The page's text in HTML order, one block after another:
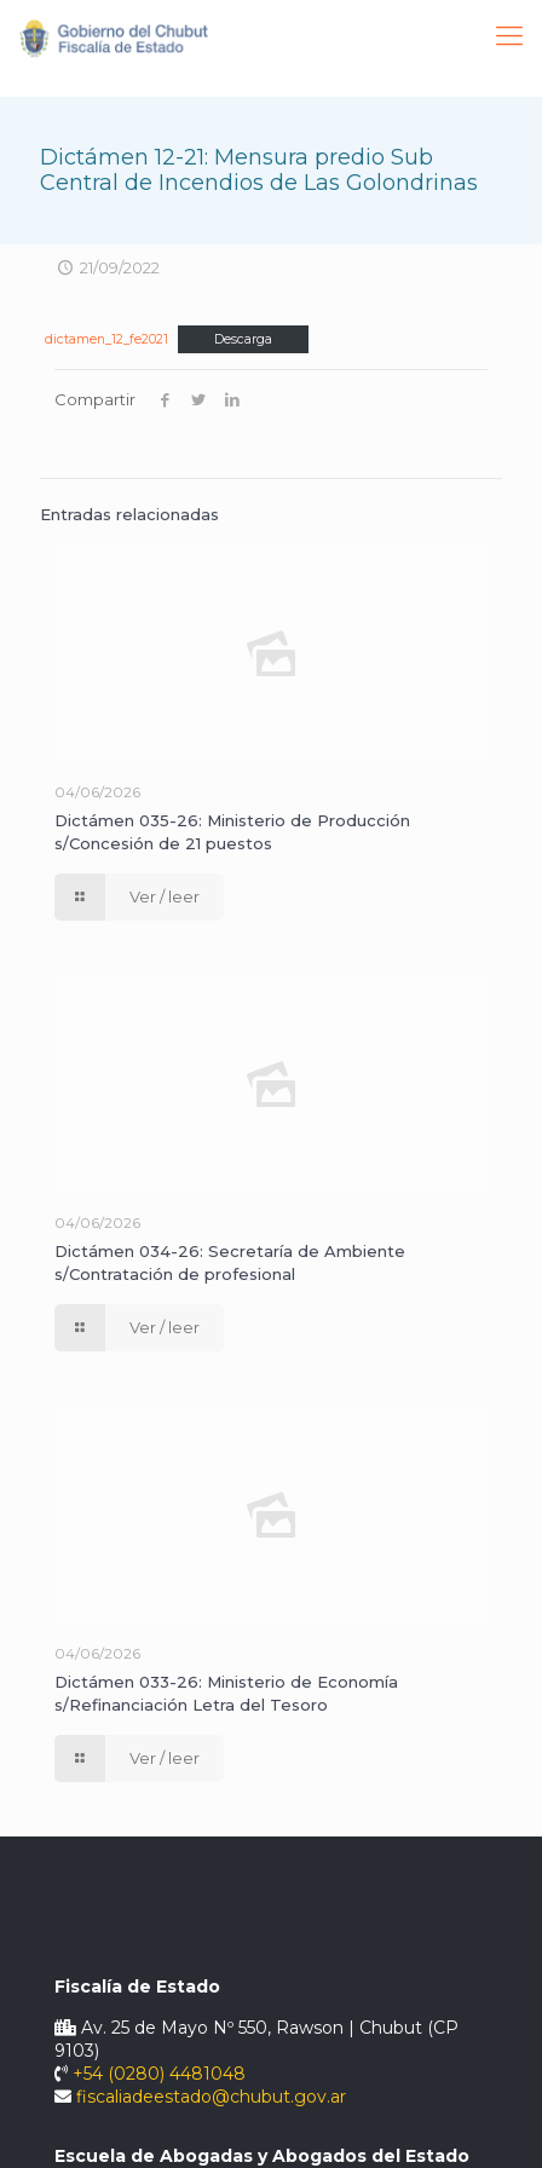
Dictámen 12-21: Mensura predio Sub
Central de Incendios de Las Golondrinas
21/09/2022
dictamen_12_fe2021 Descarga
Compartir
Entradas relacionadas
04/06/2026
Dictámen 035-26: Ministerio de Producción
s/Concesión de 21 puestos
Ver / leer
04/06/2026
Dictámen 034-26: Secretaría de Ambiente
s/Contratación de profesional
Ver / leer
04/06/2026
Dictámen 033-26: Ministerio de Economía
s/Refinanciación Letra del Tesoro
Ver / leer
Fiscalía de Estado
Av. 25 de Mayo Nº 550, Rawson | Chubut (CP
9103)
+54 (0280) 4481048
fiscaliadeestado@chubut.gov.ar
Escuela de Abogadas y Abogados del Estado